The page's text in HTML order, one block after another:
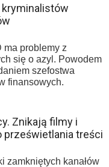
ma problemy z
się o azyl. Powodem
szefostwa
finansowych.
Znikają filmy i
prześwietlania treści
zamkniętych kanałów